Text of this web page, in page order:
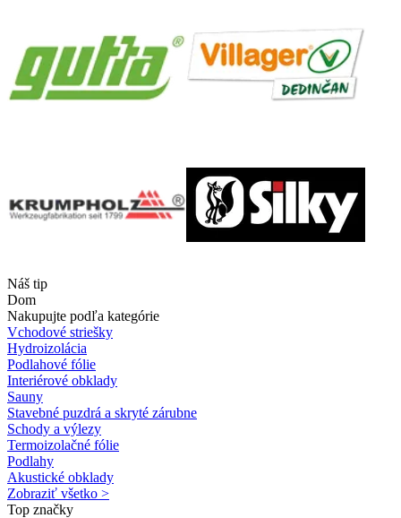
Náš tip
Dom
Nakupujte podľa kategórie
Vchodové striešky
Hydroizolácia
Podlahové fólie
Interiérové obklady
Sauny
Stavebné puzdrá a skryté zárubne
Schody a výlezy
Termoizolačné fólie
Podlahy
Akustické obklady
Zobraziť všetko >
Top značky